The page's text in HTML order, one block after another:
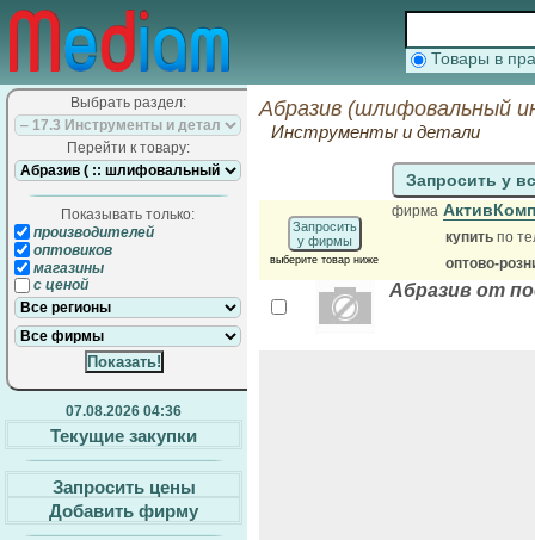
Товары в
Выбрать раздел:
Перейти к товару:
Показывать только:
производителей
оптовиков
магазины
с ценой
07.08.2026 04:36
Текущие закупки
Запросить цены
Добавить фирму
Абразив (шлифовальный
Инструменты и детали
Запросить у
Запросить
у фирмы
выберите товар ниже
фирма
купить по
оптово-
Абразив от